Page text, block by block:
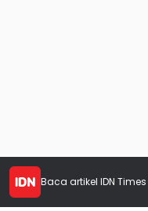
Baca artikel IDN Times